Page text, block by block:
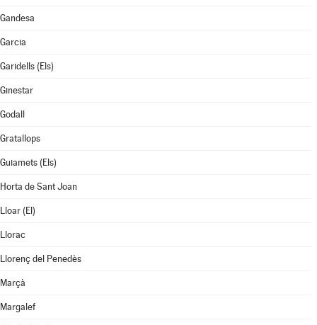
Gandesa
Garcia
Garidells (Els)
Ginestar
Godall
Gratallops
Guiamets (Els)
Horta de Sant Joan
Lloar (El)
Llorac
Llorenç del Penedès
Marçà
Margalef